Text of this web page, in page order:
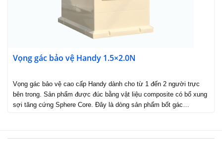
Vọng gác bảo vệ Handy 1.5×2.0N
Vọng gác bảo vệ cao cấp Handy dành cho từ 1 đến 2 người trực
bên trong. Sản phẩm được đúc bằng vật liệu composite có bổ xung
sợi tăng cứng Sphere Core. Đây là dòng sản phẩm bốt gác…